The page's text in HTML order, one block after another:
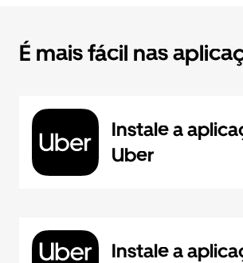
É mais fácil nas
Instale a
Uber
Instale a